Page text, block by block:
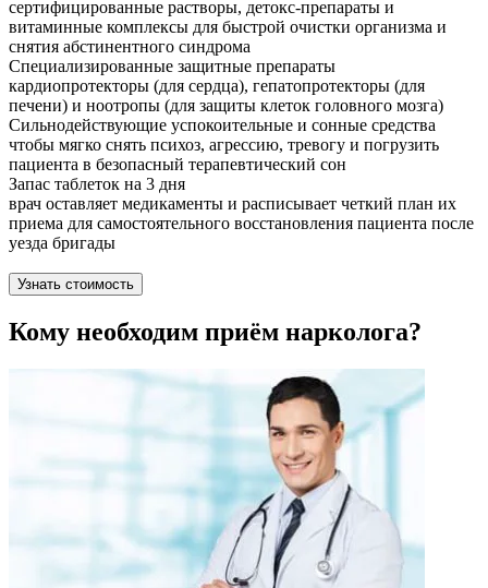
сертифицированные растворы, детокс-препараты и
витаминные комплексы для быстрой очистки организма и
снятия абстинентного синдрома
Специализированные защитные препараты
кардиопротекторы (для сердца), гепатопротекторы (для
печени) и ноотропы (для защиты клеток головного мозга)
Сильнодействующие успокоительные и сонные средства
чтобы мягко снять психоз, агрессию, тревогу и погрузить
пациента в безопасный терапевтический сон
Запас таблеток на 3 дня
врач оставляет медикаменты и расписывает четкий план их
приема для самостоятельного восстановления пациента после
уезда бригады
Узнать стоимость
Кому необходим приём нарколога?